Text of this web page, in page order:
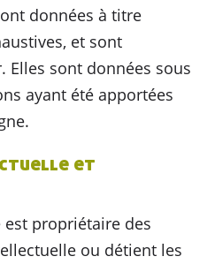
données à titre
et sont
Elles sont données sous
ayant été apportées
et
propriétaire des
ou détient les